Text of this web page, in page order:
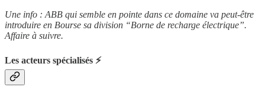
Une info : ABB qui semble en pointe dans ce domaine va peut-être
introduire en Bourse sa division “Borne de recharge électrique”.
Affaire à suivre.
Les acteurs spécialisés ⚡️